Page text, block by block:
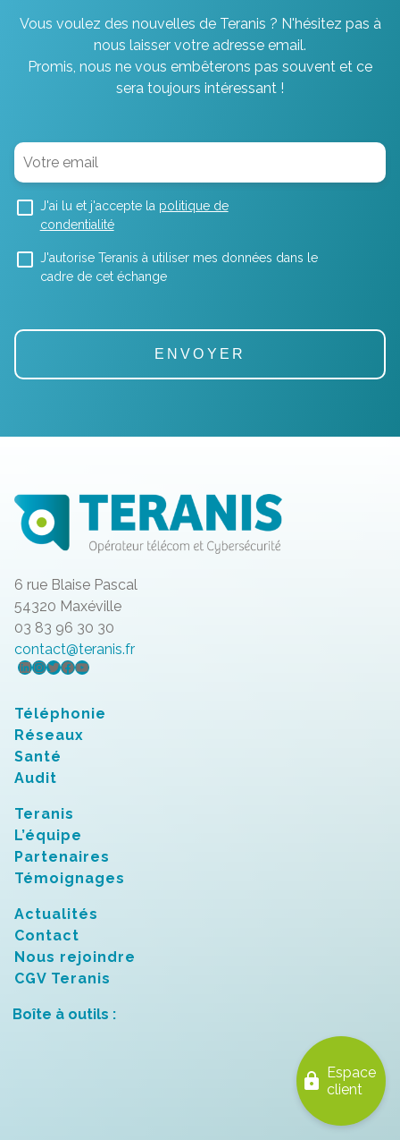
Vous voulez des nouvelles de Teranis ? N'hésitez pas à
nous laisser votre adresse email.
Promis, nous ne vous embêterons pas souvent et ce
sera toujours intéressant !
J'ai lu et j'accepte la politique de
condentialité
J'autorise Teranis à utiliser mes données dans le
cadre de cet échange
6 rue Blaise Pascal
54320 Maxéville
03 83 96 30 30
contact@teranis.fr
LinkedIn
Instagram
Twitter
Facebook
YouTube
Téléphonie
Réseaux
Santé
Audit
Teranis
L’équipe
Partenaires
Témoignages
Actualités
Contact
Nous rejoindre
CGV Teranis
Boîte à outils :
lock Espace
client